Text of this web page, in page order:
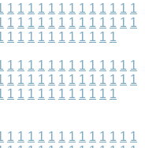
1 1 1 1 1 1 1 1 1 1 1 1 1
1 1 1 1 1 1 1 1 1 1 1 1 1
1 1 1 1 1 1 1 1 1 1 1
1 1 1 1 1 1 1 1 1 1 1 1 1
1 1 1 1 1 1 1 1 1 1 1 1 1
1 1 1 1 1 1 1 1 1 1 1
1 1 1 1 1 1 1 1 1 1 1 1 1